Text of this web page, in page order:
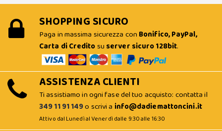
SHOPPING SICURO
Paga in massima sicurezza con Bonifico, PayPal,
Carta di Creditosu server sicuro 128bit.
ASSISTENZA CLIENTI
Ti assistiamo in ogni fase del tuo acquisto: contatta il
349 11 91 149o scrivi a info@dadiemattoncini.it
Attivo dal Lunedì al Venerdì dalle 9:30 alle 16:30